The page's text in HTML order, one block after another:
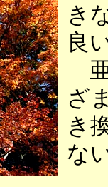
き
良
亜
ざ
き
な